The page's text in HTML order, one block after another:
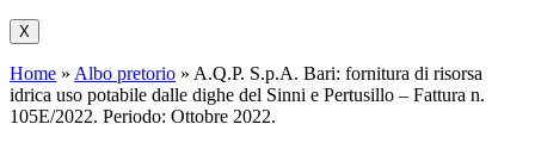
X
Home » Albo pretorio » A.Q.P. S.p.A. Bari: fornitura di risorsa
idrica uso potabile dalle dighe del Sinni e Pertusillo – Fattura n.
105E/2022. Periodo: Ottobre 2022.